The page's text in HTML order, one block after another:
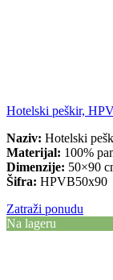
Hotelski peškir,
Naziv: Hotelski
Materijal: 100%
Dimenzije: 50×90
Šifra: HPVB50x90
Zatraži ponudu
Na lageru